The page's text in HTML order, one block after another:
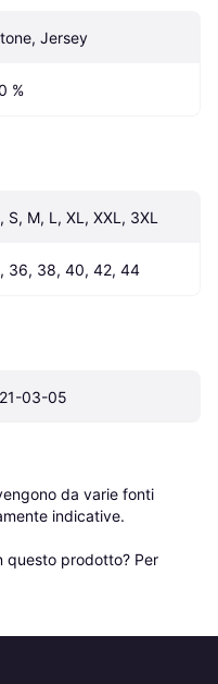
Jersey
%
S, M, L, XL, XXL, 3XL
36, 38, 40, 42, 44
03-05
da varie fonti
indicative.
questo prodotto? Per